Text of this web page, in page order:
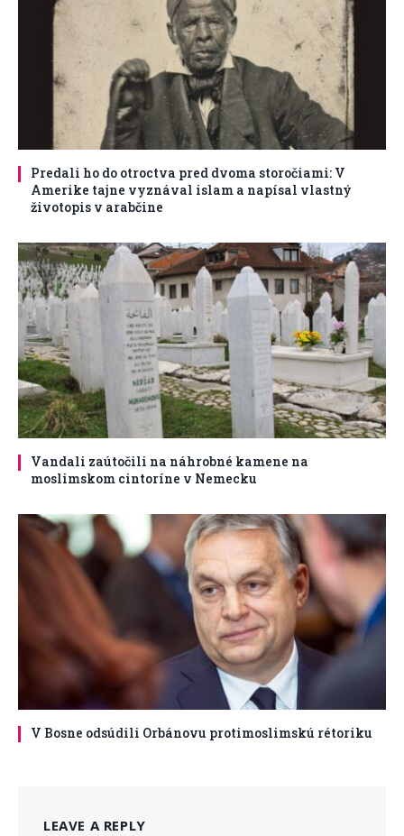
Predali ho do otroctva pred dvoma storočiami: V
Amerike tajne vyznával islam a napísal vlastný
životopis v arabčine
Vandali zaútočili na náhrobné kamene na
moslimskom cintoríne v Nemecku
V Bosne odsúdili Orbánovu protimoslimskú rétoriku
LEAVE A REPLY